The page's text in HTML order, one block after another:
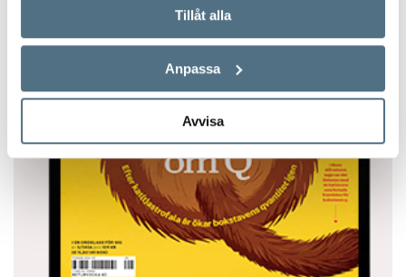
Tillåt alla
Anpassa
Avvisa